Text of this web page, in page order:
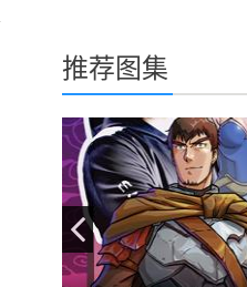
推荐图集
Previous